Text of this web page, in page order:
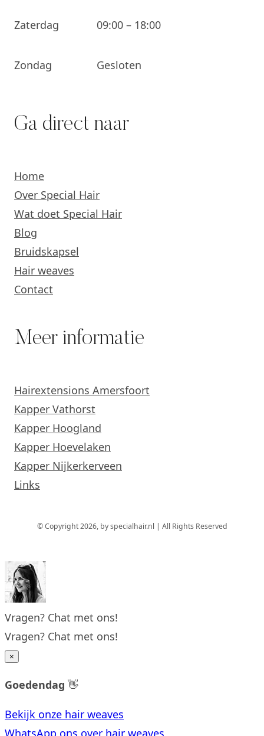
Zaterdag 09:00 – 18:00
Zondag Gesloten
Ga direct naar
Home
Over Special Hair
Wat doet Special Hair
Blog
Bruidskapsel
Hair weaves
Contact
Meer informatie
Hairextensions Amersfoort
Kapper Vathorst
Kapper Hoogland
Kapper Hoevelaken
Kapper Nijkerkerveen
Links
© Copyright 2026, by specialhair.nl | All Rights Reserved
Vragen? Chat met ons!
Vragen? Chat met ons!
×
Goedendag 👋
Bekijk onze hair weaves